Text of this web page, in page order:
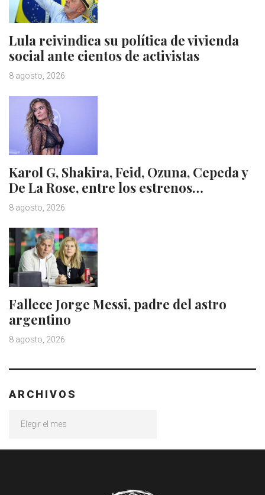
Lula reivindica su política de vivienda
social ante cientos de activistas
8 agosto, 2026
Karol G, Shakira, Feid, Ozuna, Cepeda y
De La Rose, entre los estrenos…
8 agosto, 2026
Fallece Jorge Messi, padre del astro
argentino
8 agosto, 2026
ARCHIVOS